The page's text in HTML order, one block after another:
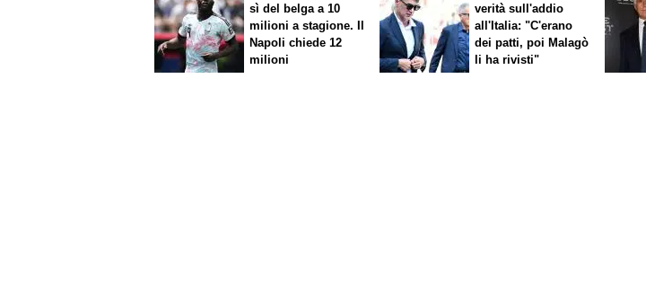
sì del belga a 10
milioni a stagione. Il
Napoli chiede 12
milioni
verità sull'addio
all'Italia: "C'erano
dei patti, poi Malagò
li ha rivisti"